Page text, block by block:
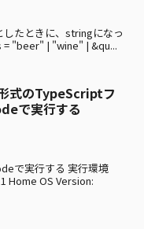
たときに、stringになっ
= "beer" | "wine" | &qu...
式のTypeScriptフ
で実行する
で実行する 実行環境
Home OS Version: